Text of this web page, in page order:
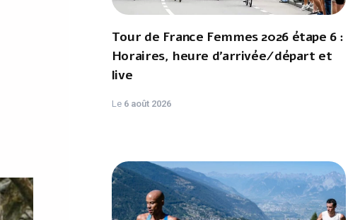
Tour de France Femmes 2026 étape 6 :
Horaires, heure d'arrivée/départ et
live
Le 6 août 2026